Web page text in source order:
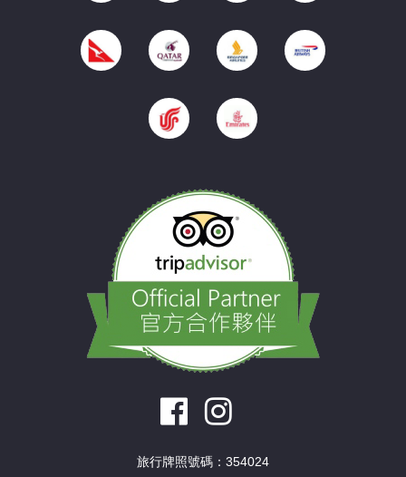
旅行牌照號碼：354024